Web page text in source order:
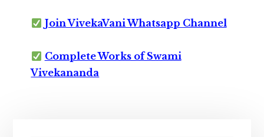
Join VivekaVani Whatsapp Channel
Complete Works of Swami
Vivekananda